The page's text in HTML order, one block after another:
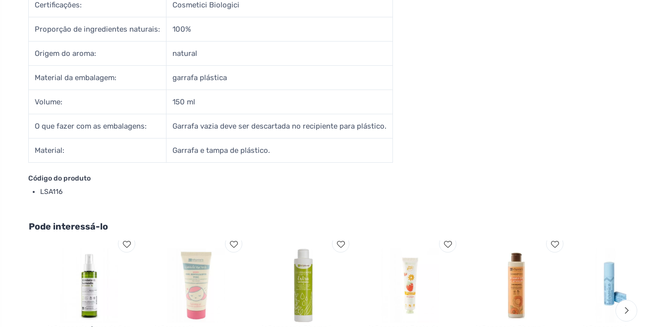
Certificações: Cosmetici Biologici
Proporção de ingredientes naturais: 100%
Origem do aroma: natural
Material da embalagem: garrafa plástica
Volume: 150 ml
O que fazer com as embalagens: Garrafa vazia deve ser descartada no recipiente para plástico.
Material: Garrafa e tampa de plástico.
Código do produto
LSA116
Pode interessá-lo